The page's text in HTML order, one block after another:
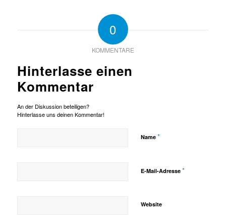
0
KOMMENTARE
Hinterlasse einen
Kommentar
An der Diskussion beteiligen?
Hinterlasse uns deinen Kommentar!
Name *
E-Mail-Adresse *
Website